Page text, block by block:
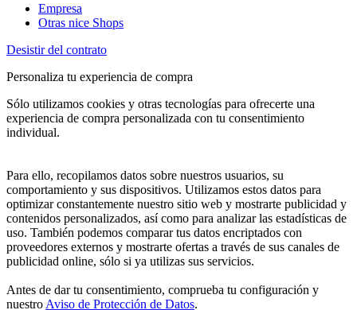
Empresa
Otras nice Shops
Desistir del contrato
Personaliza tu experiencia de compra
Sólo utilizamos cookies y otras tecnologías para ofrecerte una
experiencia de compra personalizada con tu consentimiento
individual.
Para ello, recopilamos datos sobre nuestros usuarios, su
comportamiento y sus dispositivos. Utilizamos estos datos para
optimizar constantemente nuestro sitio web y mostrarte publicidad y
contenidos personalizados, así como para analizar las estadísticas de
uso. También podemos comparar tus datos encriptados con
proveedores externos y mostrarte ofertas a través de sus canales de
publicidad online, sólo si ya utilizas sus servicios.
Antes de dar tu consentimiento, comprueba tu configuración y
nuestro Aviso de Protección de Datos.